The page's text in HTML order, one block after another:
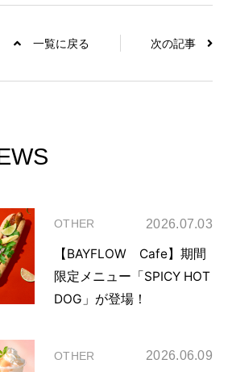
一覧に戻る 次の記事
OTHER 2026.07.03
【BAYFLOW Cafe】期間
限定メニュー「SPICY HOT
DOG」が登場！
OTHER 2026.06.09